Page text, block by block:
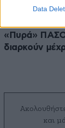
Data
«Πυρά»
διαρκούν
και